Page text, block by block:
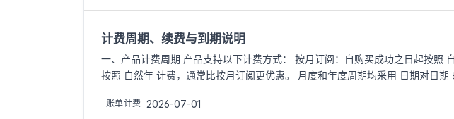
计费周期、续费与到期说明
一、产品计费周期 产品支持以下计费方式： 按月订阅：自购买成功之日起按照
按照 自然年 计费，通常比按月订阅更优惠。 月度和年度周期均采用 日期对日
账单计费 2026-07-01